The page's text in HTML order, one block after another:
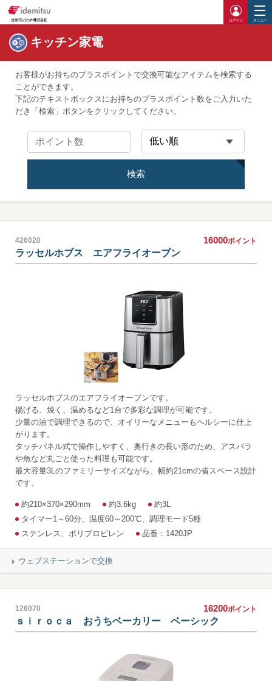
ログイ
キッチン家電
お客様がお持ちのプラスポイントで交換可能なアイテムを検索する
ことができます。
下記のテキストボックスにお持ちのプラスポイント数をご入力いた
だき「検索」ボタンをクリックしてください。
検索
426020 16000ポイント
ラッセルホブス エアフライオーブン
ラッセルホブスのエアフライオーブンです。
揚げる、焼く、温めるなど1台で多彩な調理が可能です。
少量の油で調理できるので、オイリーなメニューもヘルシーに仕上
がります。
タッチパネル式で操作しやすく、奥行きの長い形のため、アスパラ
や魚など丸ごと使った料理も可能です。
最大容量3Lのファミリーサイズながら、幅約21cmの省スペース設計
です。
約210×370×290mm 約3.6kg
約3L
タイマー1～60分、温度60～200℃、調理モード5種
ステンレス、ポリプロピレン
品番：1420JP
ウェブステーションで交換
126070 16200ポイント
ｓｉｒｏｃａ おうちベーカリー ベーシック